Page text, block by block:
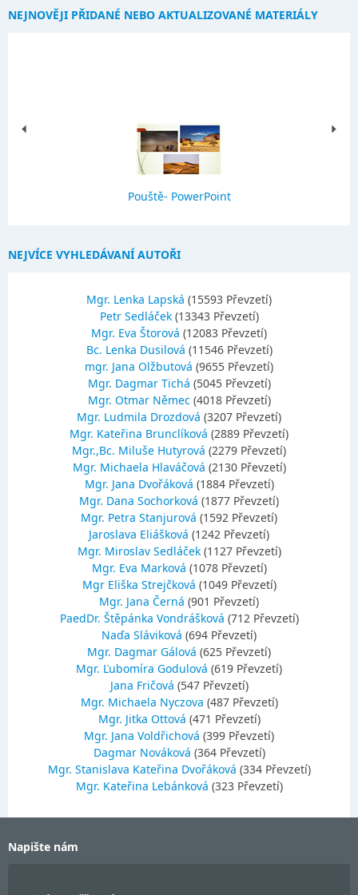
NEJNOVĚJI PŘIDANÉ NEBO AKTUALIZOVANÉ MATERIÁLY
Pouště- PowerPoint
NEJVÍCE VYHLEDÁVANÍ AUTOŘI
Mgr. Lenka Lapská (15593 Převzetí)
Petr Sedláček (13343 Převzetí)
Mgr. Eva Štorová (12083 Převzetí)
Bc. Lenka Dusilová (11546 Převzetí)
mgr. Jana Olžbutová (9655 Převzetí)
Mgr. Dagmar Tichá (5045 Převzetí)
Mgr. Otmar Němec (4018 Převzetí)
Mgr. Ludmila Drozdová (3207 Převzetí)
Mgr. Kateřina Brunclíková (2889 Převzetí)
Mgr.,Bc. Miluše Hutyrová (2279 Převzetí)
Mgr. Michaela Hlaváčová (2130 Převzetí)
Mgr. Jana Dvořáková (1884 Převzetí)
Mgr. Dana Sochorková (1877 Převzetí)
Mgr. Petra Stanjurová (1592 Převzetí)
Jaroslava Eliášková (1242 Převzetí)
Mgr. Miroslav Sedláček (1127 Převzetí)
Mgr. Eva Marková (1078 Převzetí)
Mgr Eliška Strejčková (1049 Převzetí)
Mgr. Jana Černá (901 Převzetí)
PaedDr. Štěpánka Vondrášková (712 Převzetí)
Naďa Sláviková (694 Převzetí)
Mgr. Dagmar Gálová (625 Převzetí)
Mgr. Ľubomíra Godulová (619 Převzetí)
Jana Fričová (547 Převzetí)
Mgr. Michaela Nyczova (487 Převzetí)
Mgr. Jitka Ottová (471 Převzetí)
Mgr. Jana Voldřichová (399 Převzetí)
Dagmar Nováková (364 Převzetí)
Mgr. Stanislava Kateřina Dvořáková (334 Převzetí)
Mgr. Kateřina Lebánková (323 Převzetí)
Napište nám